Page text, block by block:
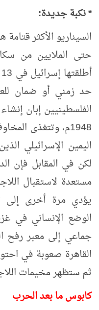
* نكبة جديدة:
السيناريو الأكثر قتامة
حتى الملايين من
حد زمني أو ضمان
الفلسطينيين إبان
1948م، وتتغذى
اليمين الإسرائيلي
لكن في المقابل فإن
مستعدة لاستقبال
يؤدي مرة أخرى إلى
الوضع الإنساني في
جماعي إلى معبر رفح
القاهرة صعوبة في
ثم ستظهر مخيمات
كابوس ما بعد الحرب